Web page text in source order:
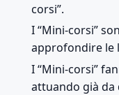
corsi”.
I “Mini-corsi”
approfondire le
I “Mini-corsi”
attuando già da